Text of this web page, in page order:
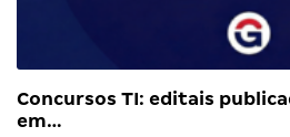
Concursos TI: editais
em…